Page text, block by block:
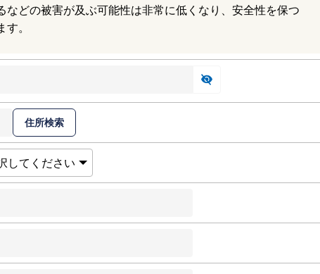
などの被害が及ぶ可能性は非常に低くなり、安全性を保つ
。